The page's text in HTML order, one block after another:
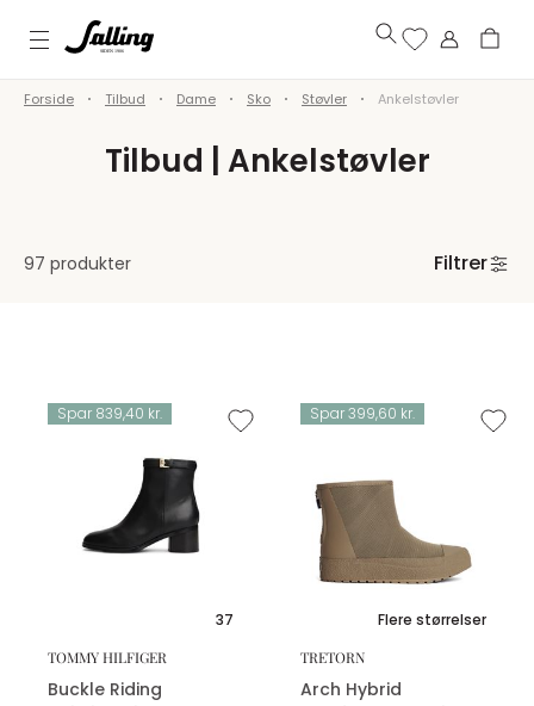
Forside Tilbud Dame Sko Støvler Ankelstøvler
Tilbud | Ankelstøvler
97 produkter Filtrer
Spar 839,40 kr.
37
TOMMY HILFIGER
Buckle Riding
Spar 399,60 kr.
Flere størrelser
TRETORN
Arch Hybrid